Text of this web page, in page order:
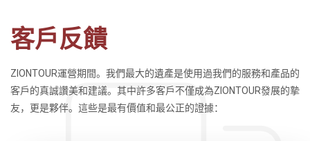
客戶反饋
ZIONTOUR運營期間。我們最大的遺產是使用過我們的服務和產品的
客戶的真誠讚美和建議。其中許多客戶不僅成為ZIONTOUR發展的摯
友，更是夥伴。這些是最有價值和最公正的證據：